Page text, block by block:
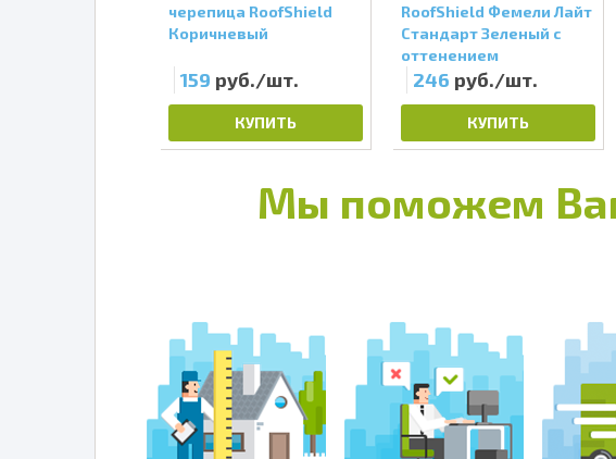
черепица RoofShield
Коричневый
159 руб./шт.
КУПИТЬ
RoofShield Фемели Лайт
Стандарт Зеленый с
оттенением
246 руб./шт.
КУПИТЬ
Мы поможем